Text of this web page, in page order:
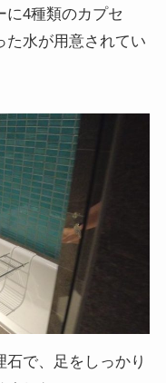
に4種類のカプセ
た水が用意されてい
で、足をしっかり